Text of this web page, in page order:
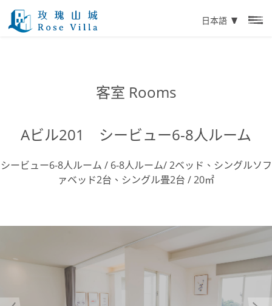
日本語
客室 Rooms
Aビル201 シービュー6-8人ルーム
シービュー6-8人ルーム / 6-8人ルーム/ 2ベッド、シングルソフ
ァベッド2台、シングル畳2台 / 20㎡